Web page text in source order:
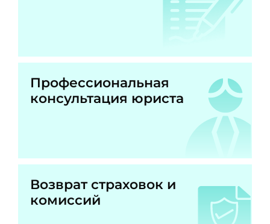
Профессиональная
консультация юриста
Возврат страховок и
комиссий